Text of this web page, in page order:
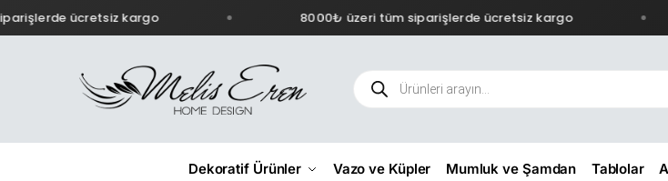
ücretsiz kargo 8000₺ üzeri tüm siparişlerde ücretsiz kargo
Dekoratif Ürünler Vazo ve Küpler Mumluk ve Şamdan Tablolar